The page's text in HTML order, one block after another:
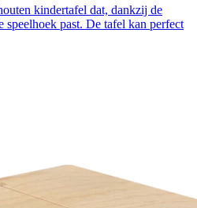
kindertafel dat, dankzij de
past. De tafel kan perfect